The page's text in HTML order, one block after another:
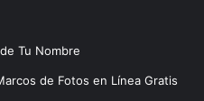
Tu Nombre
de Fotos en Línea Gratis